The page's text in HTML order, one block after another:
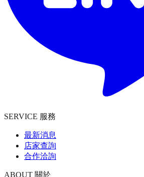
SERVICE 服務
最新消息
店家查詢
合作洽詢
ABOUT 關於